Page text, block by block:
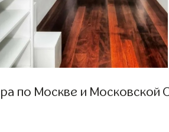
по Москве и Московской